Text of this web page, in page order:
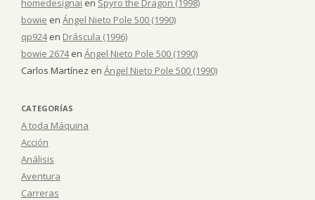
homedesignai en Spyro the Dragon (1998)
bowie en Ángel Nieto Pole 500 (1990)
qp924en Dráscula (1996)
bowie 2674en Ángel Nieto Pole 500 (1990)
Carlos Martínez en Ángel Nieto Pole 500 (1990)
CATEGORÍAS
A toda Máquina
Acción
Análisis
Aventura
Carreras